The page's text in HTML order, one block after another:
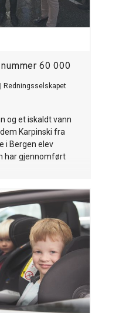
60 000
Redningsselskapet
og et iskaldt vann
Karpinski fra
i Bergen elev
har gjennomført
veldig viktig at vi
noen som trenger